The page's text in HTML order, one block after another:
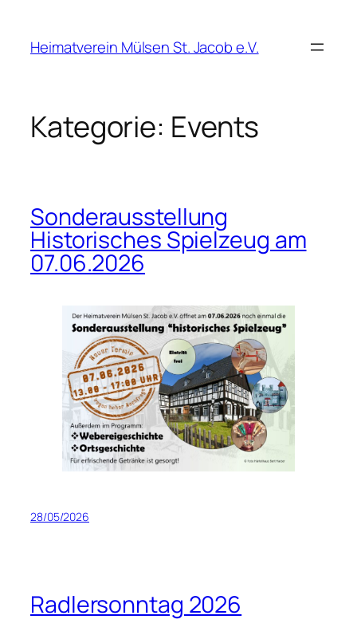
springen
Heimatverein Mülsen St. Jacob e.V.
Kategorie: Events
Sonderausstellung
Historisches Spielzeug am
07.06.2026
28/05/2026
Radlersonntag 2026